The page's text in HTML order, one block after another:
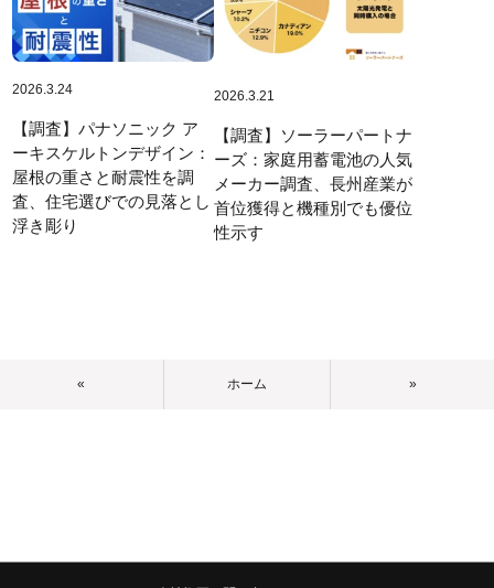
2026.3.24
【調査】パナソニック ア
ーキスケルトンデザイン：
屋根の重さと耐震性を調
査、住宅選びでの見落とし
浮き彫り
2026.3.21
【調査】ソーラーパートナ
ーズ：家庭用蓄電池の人気
メーカー調査、長州産業が
首位獲得と機種別でも優位
性示す
ホーム
« »